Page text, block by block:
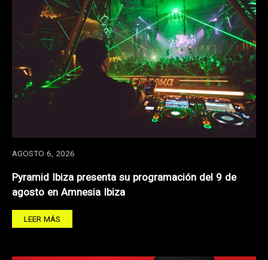
AGOSTO 6, 2026
Pyramid Ibiza presenta su programación del 9 de
agosto en Amnesia Ibiza
LEER MÁS